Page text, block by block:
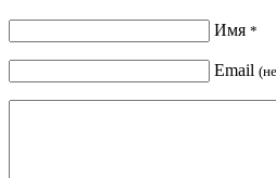
Имя *
Email